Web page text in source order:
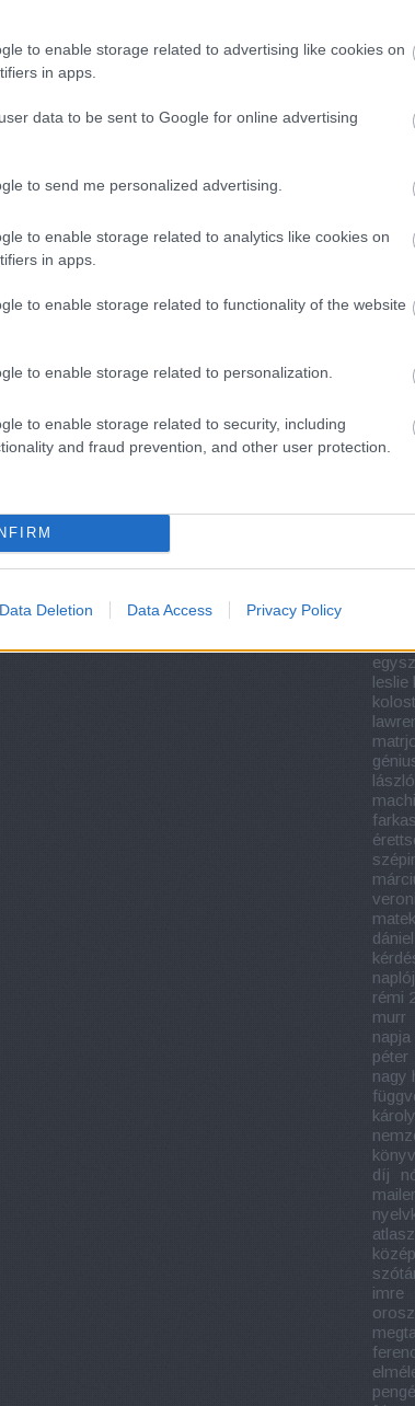
to enable storage related to advertising like cookies on
in apps.
data to be sent to Google for online advertising
to send me personalized advertising.
to enable storage related to analytics like cookies on
in apps.
to enable storage related to functionality of the website
to enable storage related to personalization.
to enable storage related to security, including
and fraud prevention, and other user protection.
Data Deletion Data Access Privacy Policy
helen
jane
jean
mór
frigyes
leslie
lászló
farkas
dániel
rémi
murr
napja
péter
nagy
károly
díj
mailer
atlasz
imre